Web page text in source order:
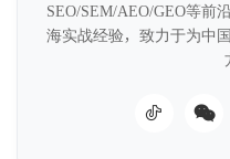
SEO/SEM/AEO/GEO等前
海实战经验，致力于为中